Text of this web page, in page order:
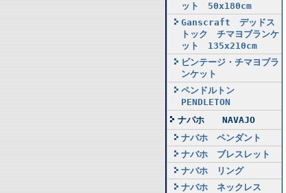
ット 50x180cm
Ganscraft デッドス
トック チマヨブランケ
ット 135x210cm
ビンテージ・チマヨブラ
ンケット
ペンドルトン
PENDLETON
ナバホ NAVAJO
ナバホ ペンダント
ナバホ ブレスレット
ナバホ リング
ナバホ ネックレス